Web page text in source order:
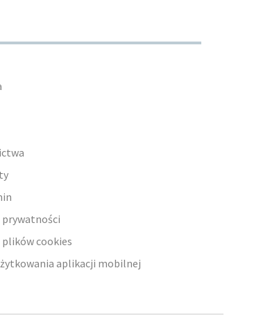
cookies
aplikacji mobilnej